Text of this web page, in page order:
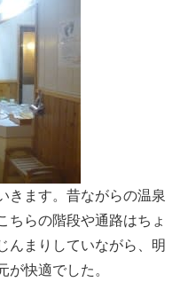
きます。昔ながらの温泉
ちらの階段や通路はちょ
んまりしていながら、明
が快適でした。